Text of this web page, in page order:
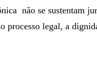
não se sustentam
legal, a